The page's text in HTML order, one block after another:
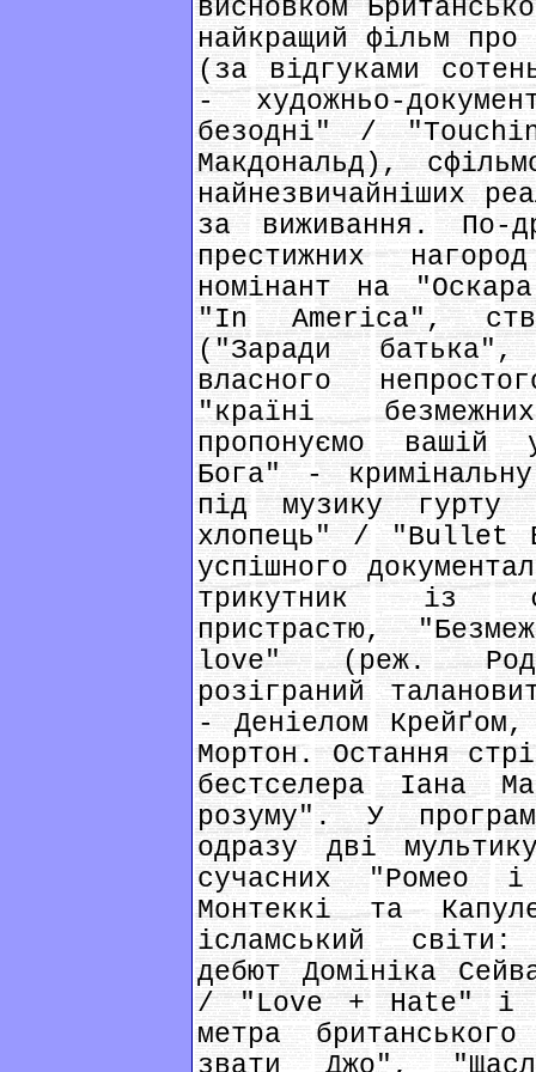
висновком
найкращий фільм
(за відгуками
- художньо-
безодні" /
Макдональд),
найнезвичайніших
за виживання. По-
престижних
номінант на
"In America",
("Заради
власного
"країні
пропонуємо вашій
Бога" -
під музику гурту
хлопець" / "Bullet
успішного
трикутник із
пристрастю,
love" (реж.
розіграний
- Деніелом Крейґом,
Мортон. Остання
бестселера Іана
розуму". У
одразу дві
сучасних "Ромео
Монтеккі та
ісламський світи:
дебют Домініка
/ "Love + Hate" і
метра